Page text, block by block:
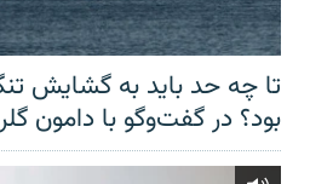
تا چه حد باید به گشایش
بود؟ در گفت‌وگو با دامون